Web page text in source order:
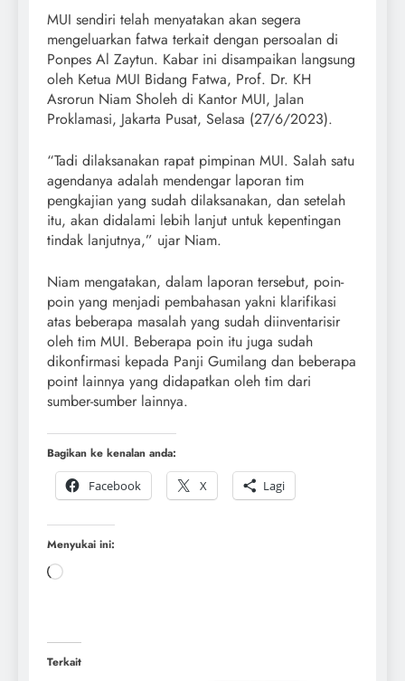
MUI sendiri telah menyatakan akan segera
mengeluarkan fatwa terkait dengan persoalan di
Ponpes Al Zaytun. Kabar ini disampaikan langsung
oleh Ketua MUI Bidang Fatwa, Prof. Dr. KH
Asrorun Niam Sholeh di Kantor MUI, Jalan
Proklamasi, Jakarta Pusat, Selasa (27/6/2023).
“Tadi dilaksanakan rapat pimpinan MUI. Salah satu
agendanya adalah mendengar laporan tim
pengkajian yang sudah dilaksanakan, dan setelah
itu, akan didalami lebih lanjut untuk kepentingan
tindak lanjutnya,” ujar Niam.
Niam mengatakan, dalam laporan tersebut, poin-
poin yang menjadi pembahasan yakni klarifikasi
atas beberapa masalah yang sudah diinventarisir
oleh tim MUI. Beberapa poin itu juga sudah
dikonfirmasi kepada Panji Gumilang dan beberapa
point lainnya yang didapatkan oleh tim dari
sumber-sumber lainnya.
Bagikan ke kenalan anda:
Facebook
X Lagi
Menyukai ini:
Terkait